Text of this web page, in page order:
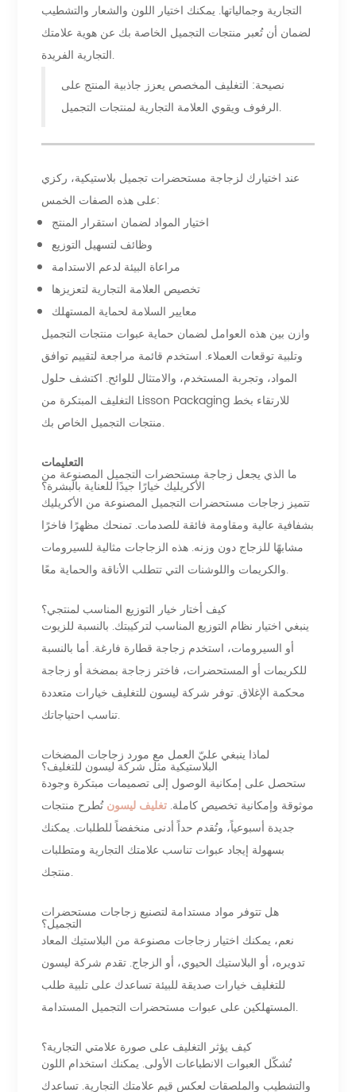
التجارية وجمالياتها. يمكنك اختيار اللون والشعار والتشطيب
لضمان أن تُعبر منتجات التجميل الخاصة بك عن هوية علامتك
التجارية الفريدة.
نصيحة: التغليف المخصص يعزز جاذبية المنتج على
الرفوف ويقوي العلامة التجارية لمنتجات التجميل.
عند اختيارك لزجاجة مستحضرات تجميل بلاستيكية، ركزي
على هذه الصفات الخمس:
اختيار المواد لضمان استقرار المنتج
وظائف لتسهيل التوزيع
مراعاة البيئة لدعم الاستدامة
تخصيص العلامة التجارية لتعزيزها
معايير السلامة لحماية المستهلك
وازن بين هذه العوامل لضمان حماية عبوات منتجات التجميل
وتلبية توقعات العملاء. استخدم قائمة مراجعة لتقييم توافق
المواد، وتجربة المستخدم، والامتثال للوائح. اكتشف حلول
التغليف المبتكرة من Lisson Packaging للارتقاء بخط
منتجات التجميل الخاص بك.
التعليمات
ما الذي يجعل زجاجة مستحضرات التجميل المصنوعة من
الأكريليك خيارًا جيدًا للعناية بالبشرة؟
تتميز زجاجات مستحضرات التجميل المصنوعة من الأكريليك
بشفافية عالية ومقاومة فائقة للصدمات. تمنحك مظهرًا فاخرًا
مشابهًا للزجاج دون وزنه. هذه الزجاجات مثالية للسيرومات
والكريمات واللوشنات التي تتطلب الأناقة والحماية معًا.
كيف أختار خيار التوزيع المناسب لمنتجي؟
ينبغي اختيار نظام التوزيع المناسب لتركيبتك. بالنسبة للزيوت
أو السيرومات، استخدم زجاجة قطارة فارغة. أما بالنسبة
للكريمات أو المستحضرات، فاختر زجاجة بمضخة أو زجاجة
محكمة الإغلاق. توفر شركة ليسون للتغليف خيارات متعددة
تناسب احتياجاتك.
لماذا ينبغي عليّ العمل مع مورد زجاجات المضخات
البلاستيكية مثل شركة ليسون للتغليف؟
ستحصل على إمكانية الوصول إلى تصميمات مبتكرة وجودة
موثوقة وإمكانية تخصيص كاملة. تغليف ليسونتُطرح منتجات
جديدة أسبوعياً، وتُقدم حداً أدنى منخفضاً للطلبات. يمكنك
بسهولة إيجاد عبوات تناسب علامتك التجارية ومتطلبات
منتجك.
هل تتوفر مواد مستدامة لتصنيع زجاجات مستحضرات
التجميل؟
نعم، يمكنك اختيار زجاجات مصنوعة من البلاستيك المعاد
تدويره، أو البلاستيك الحيوي، أو الزجاج. تقدم شركة ليسون
للتغليف خيارات صديقة للبيئة تساعدك على تلبية طلب
المستهلكين على عبوات مستحضرات التجميل المستدامة.
كيف يؤثر التغليف على صورة علامتي التجارية؟
تُشكّل العبوات الانطباعات الأولى. يمكنك استخدام اللون
والتشطيب والملصقات لعكس قيم علامتك التجارية. تساعدك